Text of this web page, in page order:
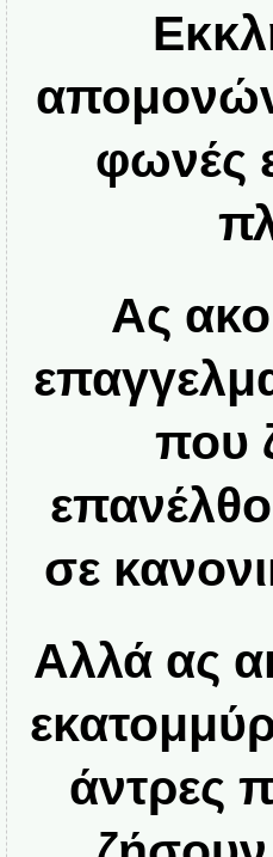
φωνές
Ας
που
σε
Αλλά ας
άντρες